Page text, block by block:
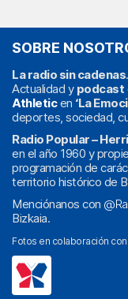
SOBRE
La radio sin cadenas
Actualidad y podcast
Athleticen ‘La
deportes, sociedad,
Radio Popular –
en el año 1960 y
programación de
territorio histórico de
Menciónanos con
Bizkaia.
Fotos en colaboración con